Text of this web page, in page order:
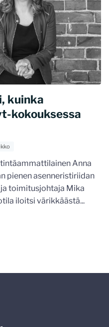
kuinka
kokouksessa
Anna
pienen asenneristiriidan
toimitusjohtaja Mika
iloitsi värikkäästä...